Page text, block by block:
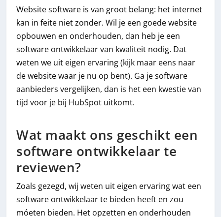
Website software is van groot belang: het internet
kan in feite niet zonder. Wil je een goede website
opbouwen en onderhouden, dan heb je een
software ontwikkelaar van kwaliteit nodig. Dat
weten we uit eigen ervaring (kijk maar eens naar
de website waar je nu op bent). Ga je software
aanbieders vergelijken, dan is het een kwestie van
tijd voor je bij HubSpot uitkomt.
Wat maakt ons geschikt een
software ontwikkelaar te
reviewen?
Zoals gezegd, wij weten uit eigen ervaring wat een
software ontwikkelaar te bieden heeft en zou
móeten bieden. Het opzetten en onderhouden